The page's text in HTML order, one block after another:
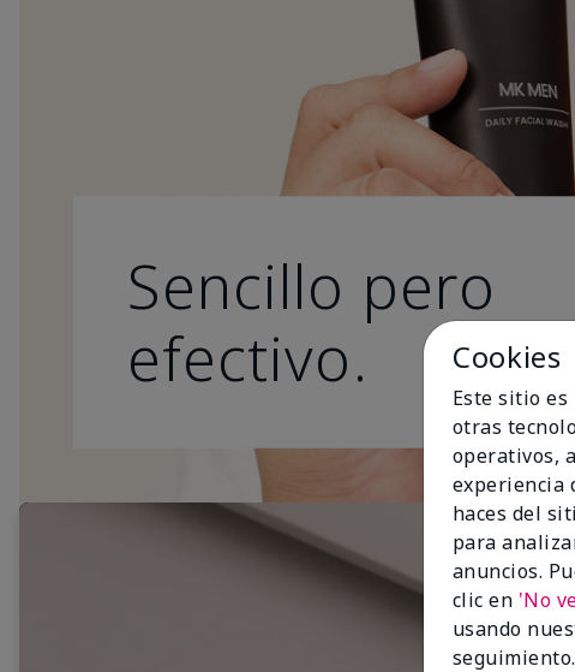
Sencillo pero
efectivo.
Cookies
Este sitio es
otras
operativos,
experiencia
haces del
para
anuncios.
clic en 'No
usando